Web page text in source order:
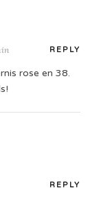
REPLY
rose en 38.
REPLY